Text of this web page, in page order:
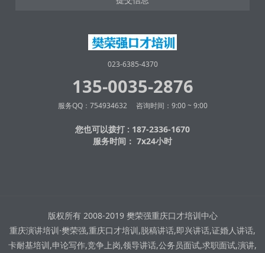
023-6385-4370
135-0035-2876
服务QQ：754934632 咨询时间：9:00 ~ 9:00
您也可以拨打 : 187-2336-1670
服务时间： 7x24小时
版权所有 2008-2019 樊荣强重庆口才培训中心
重庆演讲培训·樊荣强,重庆口才培训,脱稿讲话,即兴讲话,证婚人讲话,
卡耐基培训,申论写作,竞争上岗,领导讲话,公务员面试,求职面试,演讲,